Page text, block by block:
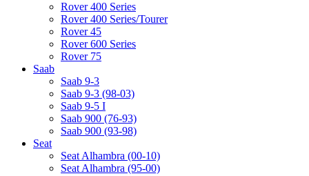
Rover 400 Series
Rover 400 Series/Tourer
Rover 45
Rover 600 Series
Rover 75
Saab
Saab 9-3
Saab 9-3 (98-03)
Saab 9-5 I
Saab 900 (76-93)
Saab 900 (93-98)
Seat
Seat Alhambra (00-10)
Seat Alhambra (95-00)